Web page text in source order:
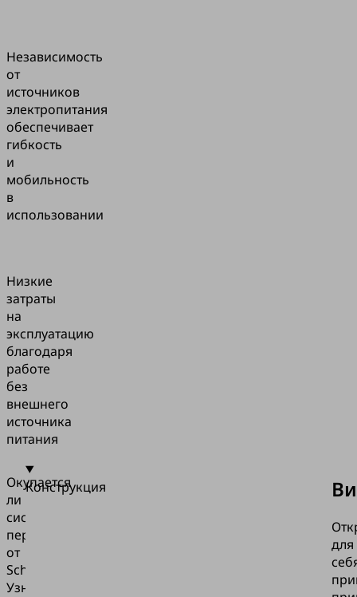
Независимость
от
источников
электропитания
обеспечивает
гибкость
и
мобильность
в
использовании
Низкие
затраты
на
эксплуатацию
благодаря
работе
без
внешнего
источника
питания
Окупается
ли
система
перемещения
от
Schmalz?
Узнайте
Конструкция
для